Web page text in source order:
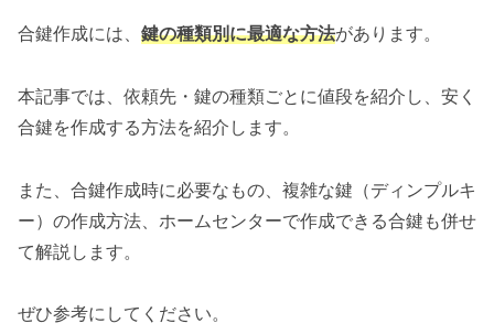
合鍵作成には、 鍵の種類別に最適な方法があります。
本記事では、依頼先・鍵の種類ごとに値段を紹介し、安く
合鍵を作成する方法を紹介します。
また、合鍵作成時に必要なもの、複雑な鍵（ディンプルキ
ー）の作成方法、ホームセンターで作成できる合鍵も併せ
て解説します。
ぜひ参考にしてください。